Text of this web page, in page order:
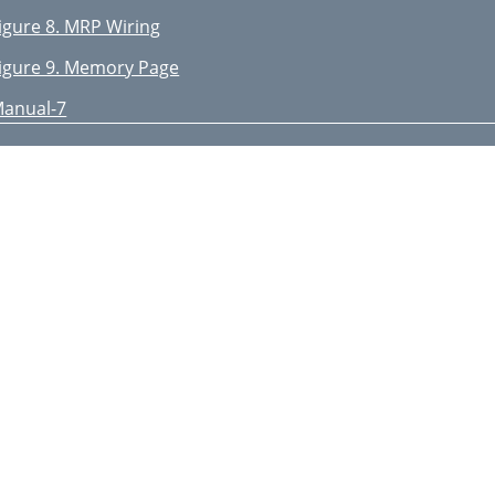
8. MRP Wiring
9. Memory Page
7
1. MRP Binary Control